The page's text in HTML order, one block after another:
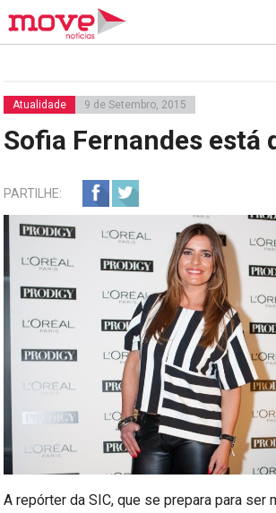
Atualidade 9 de Setembro, 2015
Sofia Fernandes está
PARTILHE:
A repórter da SIC, que se prepara para ser